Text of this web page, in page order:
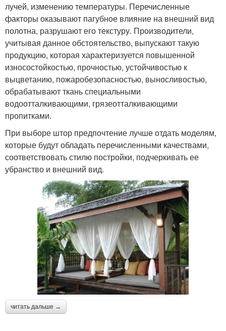
лучей, изменению температуры. Перечисленные
факторы оказывают пагубное влияние на внешний вид
полотна, разрушают его текстуру. Производители,
учитывая данное обстоятельство, выпускают такую
продукцию, которая характеризуется повышенной
износостойкостью, прочностью, устойчивостью к
выцветанию, пожаробезопасностью, выносливостью,
обрабатывают ткань специальными
водоотталкивающими, грязеотталкивающими
пропитками.
При выборе штор предпочтение лучше отдать моделям,
которые будут обладать перечисленными качествами,
соответствовать стилю постройки, подчеркивать ее
убранство и внешний вид.
читать дальше →